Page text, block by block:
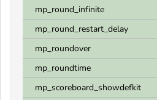
mp_round_infinite
mp_round_restart_delay
mp_roundover
mp_roundtime
mp_scoreboard_showdefkit